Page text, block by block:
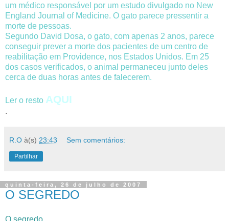
um médico responsável por um estudo divulgado no New
England Journal of Medicine. O gato parece pressentir a
morte de pessoas.
Segundo David Dosa, o gato, com apenas 2 anos, parece
conseguir prever a morte dos pacientes de um centro de
reabilitação em Providence, nos Estados Unidos. Em 25
dos casos verificados, o animal permaneceu junto deles
cerca de duas horas antes de falecerem.
Ler o resto AQUI
.
R.O à(s) 23:43 Sem comentários:
Partilhar
quinta-feira, 26 de julho de 2007
O SEGREDO
O segredo